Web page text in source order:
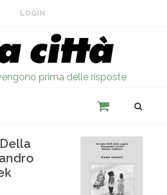
LOGIN
prima delle risposte